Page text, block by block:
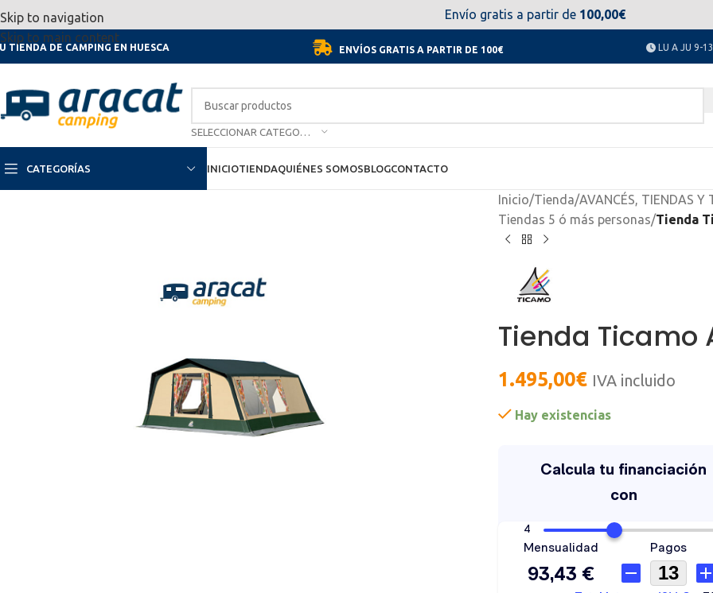
Skip to navigation
Skip to main content
Por motivo de las vacaciones, del día 11 al 23 de agosto no estaremos disponibles.
TIENDA DE CAMPING EN HUESCA ENVÍOS GRATIS A PARTIR DE 100€ LU A JU 9-
CATEGORÍAS INICIOTIENDAQUIÉNES SOMOSBLOGCONTACTO
Envío gratis a partir de 100,00€
Inicio/Tienda/AVANCÉS, TIENDAS Y
Tiendas 5 ó más personas/Tienda
Tienda Ticamo
1.495,00€ IVA incluido
Hay existencias